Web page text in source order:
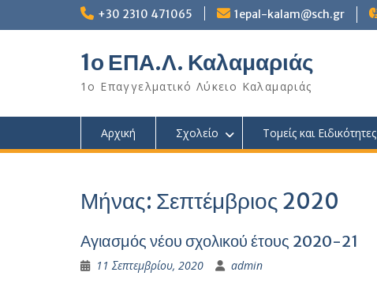
+30 2310 471065 1epal-kalam@sch.gr
1ο ΕΠΑ.Λ. Καλαμαριάς
1ο Επαγγελματικό Λύκειο Καλαμαριάς
Αρχική Σχολείο Τομείς και Ειδικότητες
Μήνας: Σεπτέμβριος 2020
Αγιασμός νέου σχολικού έτους 2020-21
11 Σεπτεμβρίου, 2020 admin